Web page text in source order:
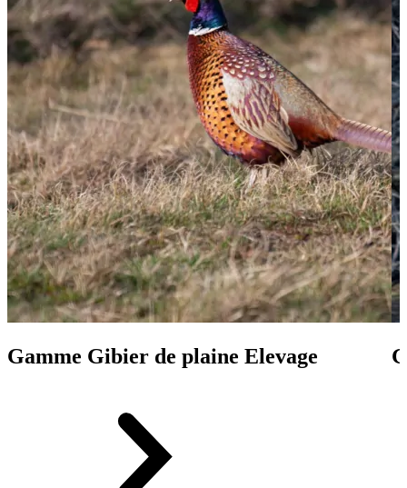
Gamme Gibier de plaine Elevage